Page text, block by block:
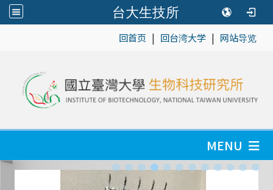
台大生技所
回首页 | 回台湾大学 | 网站导览
MENU